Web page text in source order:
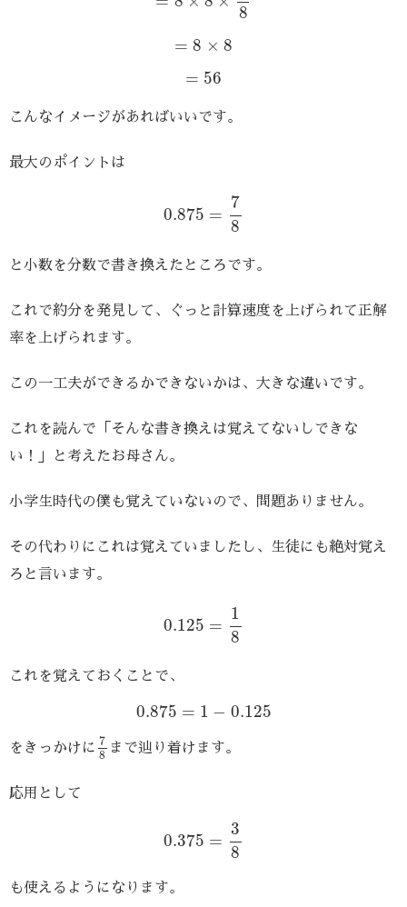
8
= 8 × 8
=8 × 8
= 56
56
こんなイメージがあればいいです。
最大のポイントは
0.875 =
7
8
8
と小数を分数で書き換えたところです。
これで約分を発見して、ぐっと計算速度を上げられて正解
率を上げられます。
この一工夫ができるかできないかは、大きな違いです。
これを読んで「そんな書き換えは覚えてないしできな
い！」と考えたお母さん。
小学生時代の僕も覚えていないので、問題ありません。
その代わりにこれは覚えていましたし、生徒にも絶対覚え
ろと言います。
0.125 =
1
8
8
これを覚えておくことで、
0.875 = 1 − 0.125
0.875 1 0.125
をきっかけに 7
8
7
まで辿り着けます。
応用として
0.375 =
3
8
8
も使えるようになります。